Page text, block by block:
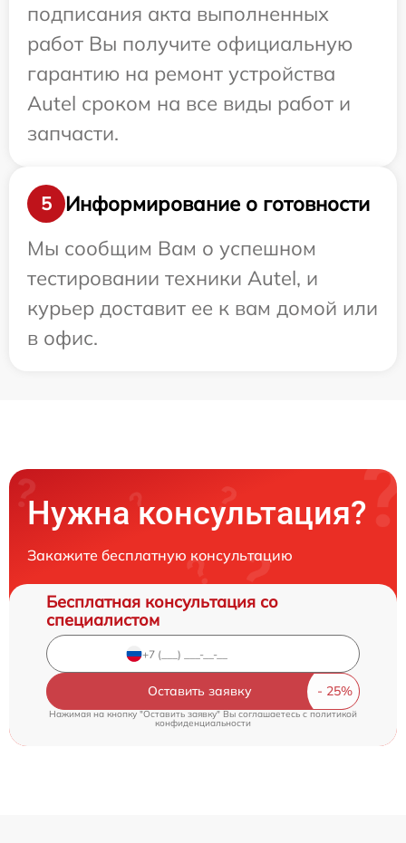
подписания акта выполненных
работ Вы получите официальную
гарантию на ремонт устройства
Autel сроком на все виды работ и
запчасти.
5
Информирование о готовности
Мы сообщим Вам о успешном
тестировании техники Autel, и
курьер доставит ее к вам домой или
в офис.
Нужна консультация?
Закажите бесплатную консультацию
Бесплатная консультация со
специалистом
Оставить заявку
Нажимая на кнопку "Оставить заявку" Вы соглашаетесь c политикой
конфиденциальности